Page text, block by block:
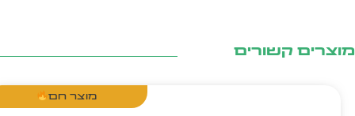
קשורים
מוצר חם